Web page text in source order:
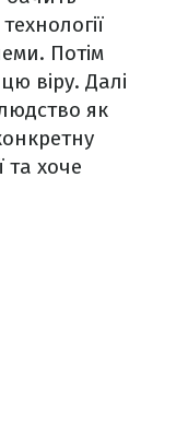
Потім
віру. Далі
як
та хоче